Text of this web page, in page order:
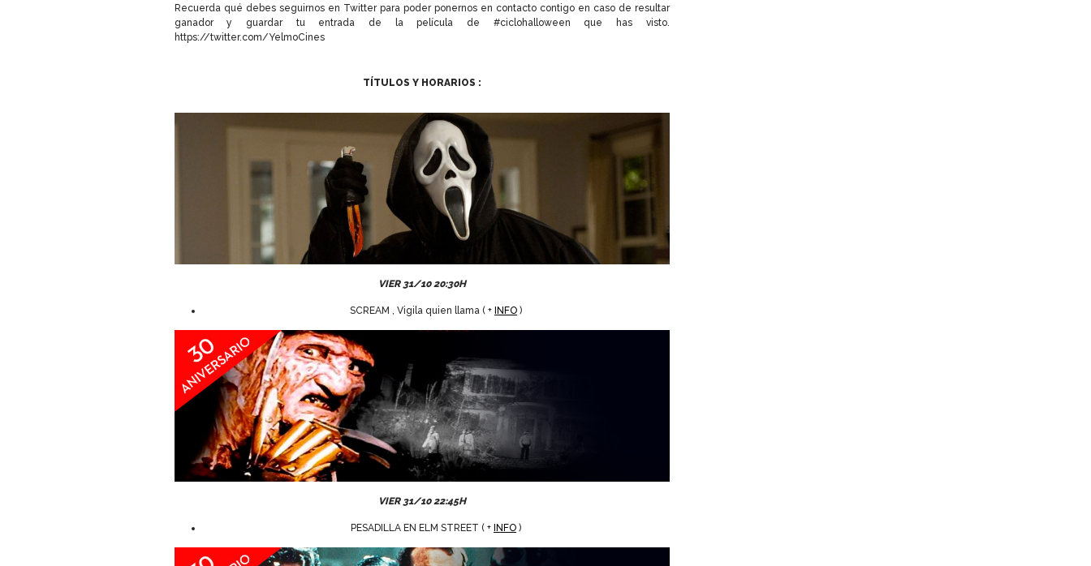
Recuerda qué debes seguirnos en Twitter para poder ponernos en contacto contigo en caso de resultar
ganador y guardar tu entrada de la película de #ciclohalloween que has visto.
https://twitter.com/YelmoCines
TÍTULOS Y HORARIOS :
VIER 31/10 20:30H
SCREAM , Vigila quien llama ( + INFO )
VIER 31/10 22:45H
PESADILLA EN ELM STREET ( + INFO )